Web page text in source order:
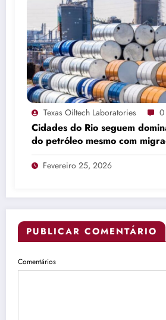
Texas Oiltech Laboratories 0
Cidades do Rio seguem
do petróleo mesmo com
produção
Fevereiro 25, 2026
PUBLICAR COMENTÁRIO
Comentários